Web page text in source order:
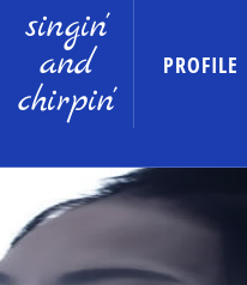
singin'
and
chirpin'
PROFILE